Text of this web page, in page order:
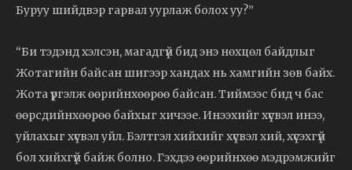
Буруу шийдвэр гарвал уурлаж болох уу?”
“Би тэдэнд хэлсэн, магадгүй бид энэ нөхцөл байдлыг
Жотагийн байсан шигээр хандах нь хамгийн зөв байх.
Жота үргэлж өөрийнхөөрөө байсан. Тиймээс бид ч бас
өөрсдийнхөөрөө байхыг хичээе. Инээхийг хүсвэл инээ,
уйлахыг хүсвэл уйл. Бэлтгэл хийхийг хүсвэл хий, хүсэхгүй
бол хийхгүй байж болно. Гэхдээ өөрийнхөө мэдрэмжийг